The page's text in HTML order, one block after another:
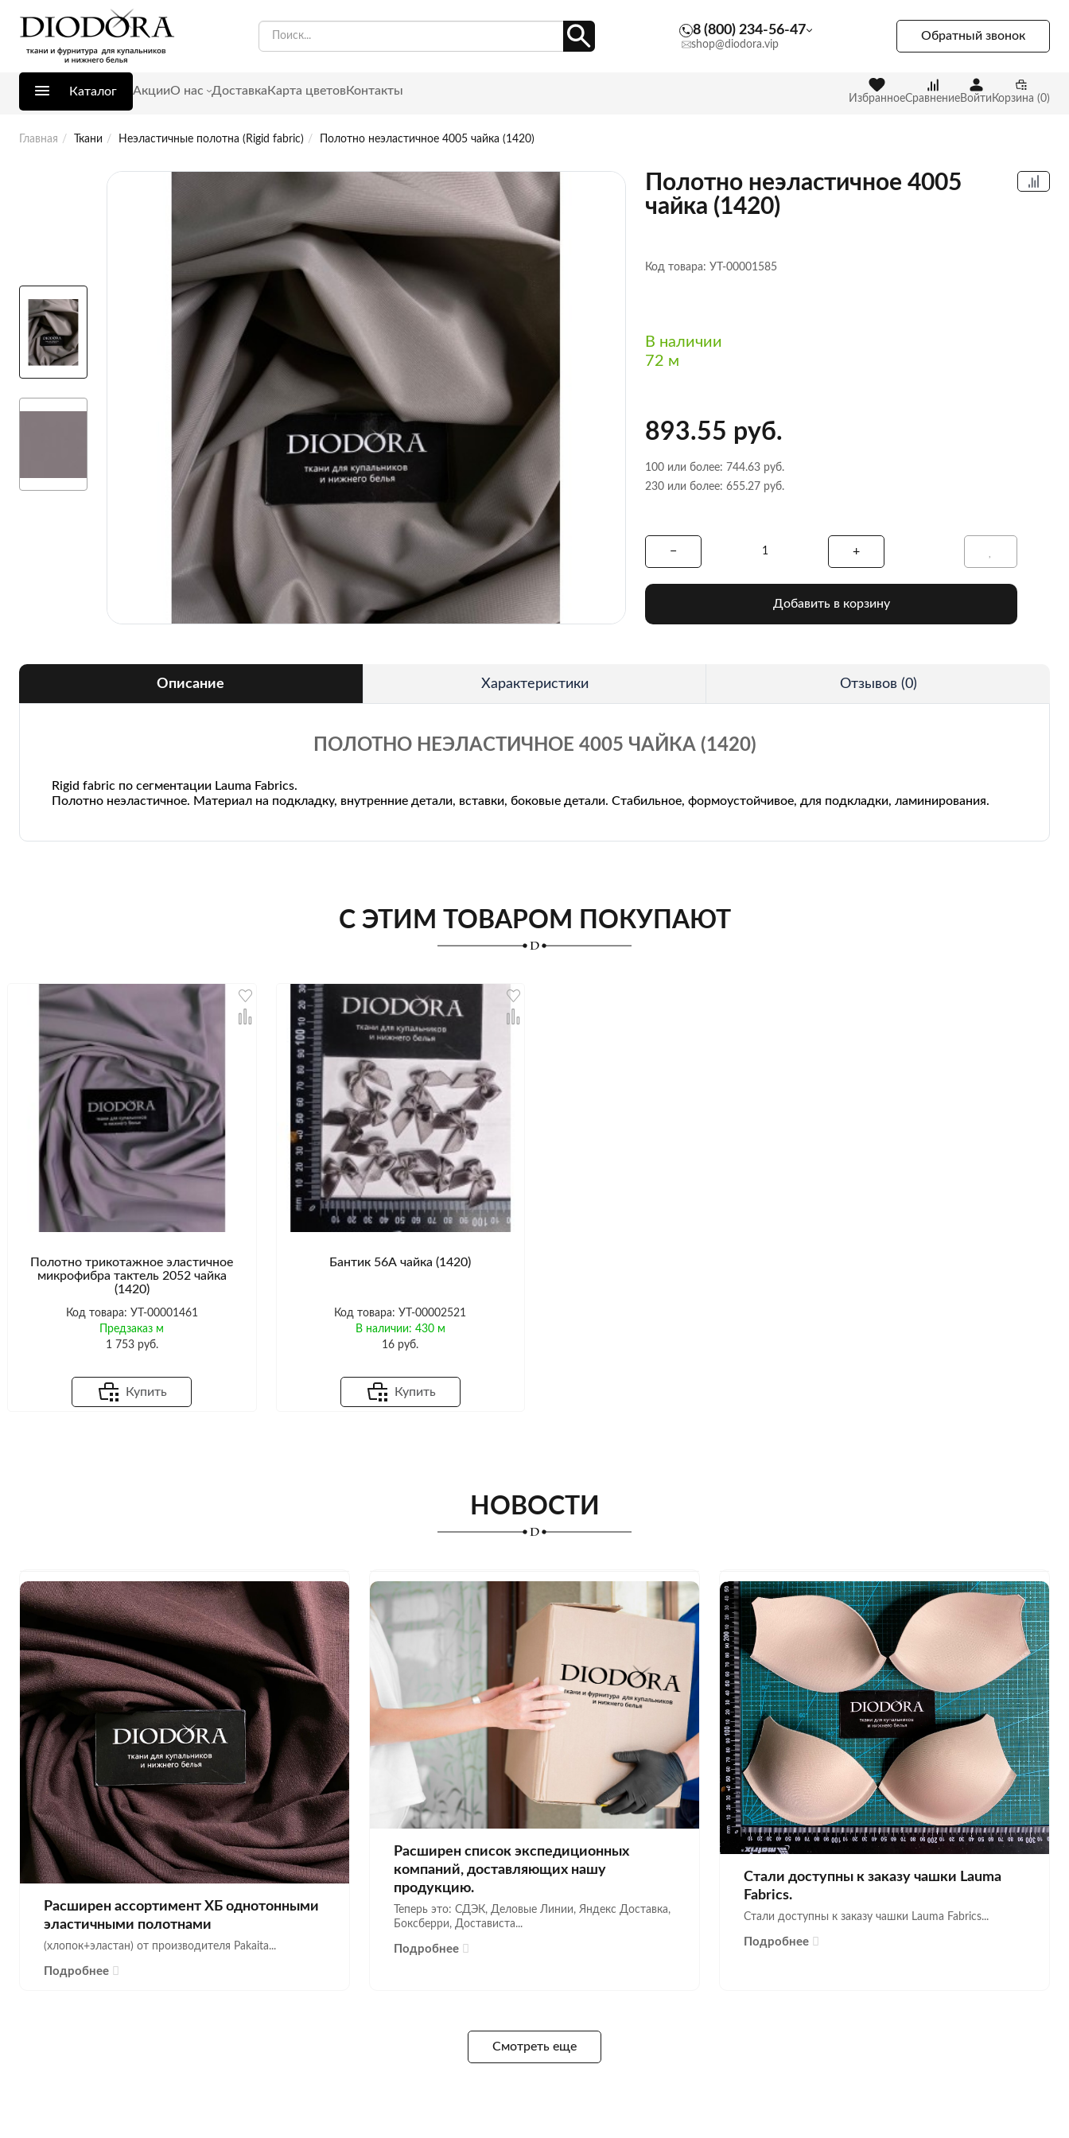
8 (800) 234-56-47
shop@diodora.vip
Обратный звонок
Каталог АкцииО нас Доставка Карта цветовКонтакты
ИзбранноеСравнениеВойти Корзина (0)
Главная Ткани Неэластичные полотна (Rigid fabric) Полотно неэластичное 4005 чайка (1420)
Полотно неэластичное 4005
чайка (1420)
Код товара: УТ-00001585
В наличии
72 м
893.55 руб.
100 или более: 744.63 руб.
230 или более: 655.27 руб.
Добавить в корзину
Описание Характеристики Отзывов (0)
ПОЛОТНО НЕЭЛАСТИЧНОЕ 4005 ЧАЙКА (1420)
Rigid fabric по сегментации Lauma Fabrics.
Полотно неэластичное. Материал на подкладку, внутренние детали, вставки, боковые детали. Стабильное, формоустойчивое, для подкладки, ламинирования.
С ЭТИМ ТОВАРОМ ПОКУПАЮТ
Полотно трикотажное эластичное
микрофибра тактель 2052 чайка
(1420)
Код товара: УТ-00001461
Предзаказ м
1 753 руб.
Купить
Бантик 56А чайка (1420)
Код товара: УТ-00002521
В наличии: 430 м
16 руб.
Купить
НОВОСТИ
Расширен ассортимент ХБ однотонными
эластичными полотнами
(хлопок+эластан) от производителя Pakaita...
Подробнее
Расширен список экспедиционных
компаний, доставляющих нашу
продукцию.
Теперь это: СДЭК, Деловые Линии, Яндекс Доставка,
Боксберри, Достависта...
Подробнее
Стали доступны к заказу чашки Lauma
Fabrics.
Стали доступны к заказу чашки Lauma Fabrics...
Подробнее
Смотреть еще